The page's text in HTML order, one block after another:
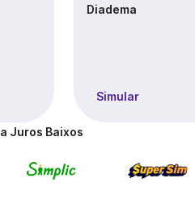
Diadema
Simular
Juros Baixos